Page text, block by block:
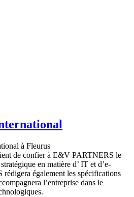
à Fleurus
de confier à E&V PARTNERS le
en matière d’ IT et d’e-
également les spécifications
l’entreprise dans le